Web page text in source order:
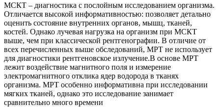
МСКТ – диагностика с послойным исследованием организма.
Отличается высокой информативностью: позволяет детально
оценить состояние внутренних органов, мышц, тканей,
костей. Однако лучевая нагрузка на организм при МСКТ
выше, чем при классической рентгенографии. В отличие от
всех перечисленных выше обследований, МРТ не использует
для диагностики рентгеновское излучение.В основе МРТ
лежит воздействие магнитного поля и измерение
электромагнитного отклика ядер водорода в тканях
организма. МРТ особенно информативна при исследовании
мягких тканей, однако это исследование занимает
сравнительно много времени